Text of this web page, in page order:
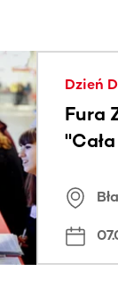
przewijane
Dzień
Fura